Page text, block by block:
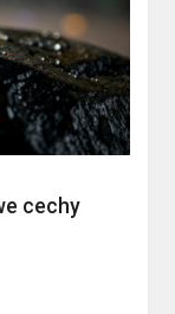
cechy